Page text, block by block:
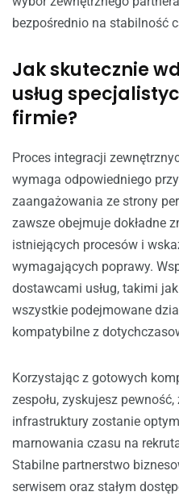
bezpośrednio na stabilność
Jak skutecznie
usług
firmie?
Proces integracji
wymaga odpowiedniego
zaangażowania ze strony
zawsze obejmuje dokładne
istniejących procesów i
wymagających poprawy.
dostawcami usług, takimi
wszystkie podejmowane
kompatybilne z
Korzystając z gotowych
zespołu, zyskujesz
infrastruktury zostanie
marnowania czasu na
Stabilne partnerstwo
serwisem oraz stałym